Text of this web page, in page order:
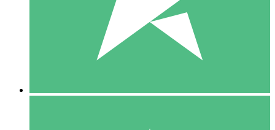
1 Téléchargement
10 00